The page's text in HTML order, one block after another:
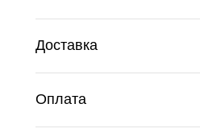
Доставка
Оплата